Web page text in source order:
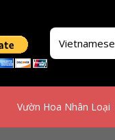
Vietnamese
Vườn Hoa Nhân Loại